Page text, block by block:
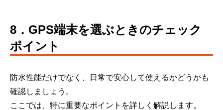
8．GPS端末を選ぶときのチェック
ポイント
防水性能だけでなく、日常で安心して使えるかどうかも
確認しましょう。
ここでは、特に重要なポイントを詳しく解説します。